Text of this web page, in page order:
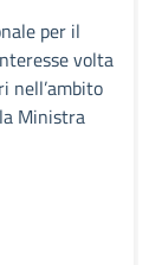
per il
volta
nell’ambito
Ministra